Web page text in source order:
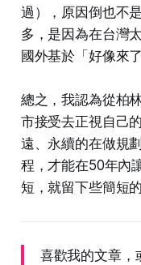
過），原因倒也不
多，是因為在台灣
國外基於「好像來
總之，我認為從柏
市接受去正視自己
遠、永續的在做規
程，才能在50年內
短，就留下些簡短
喜歡我的文章，